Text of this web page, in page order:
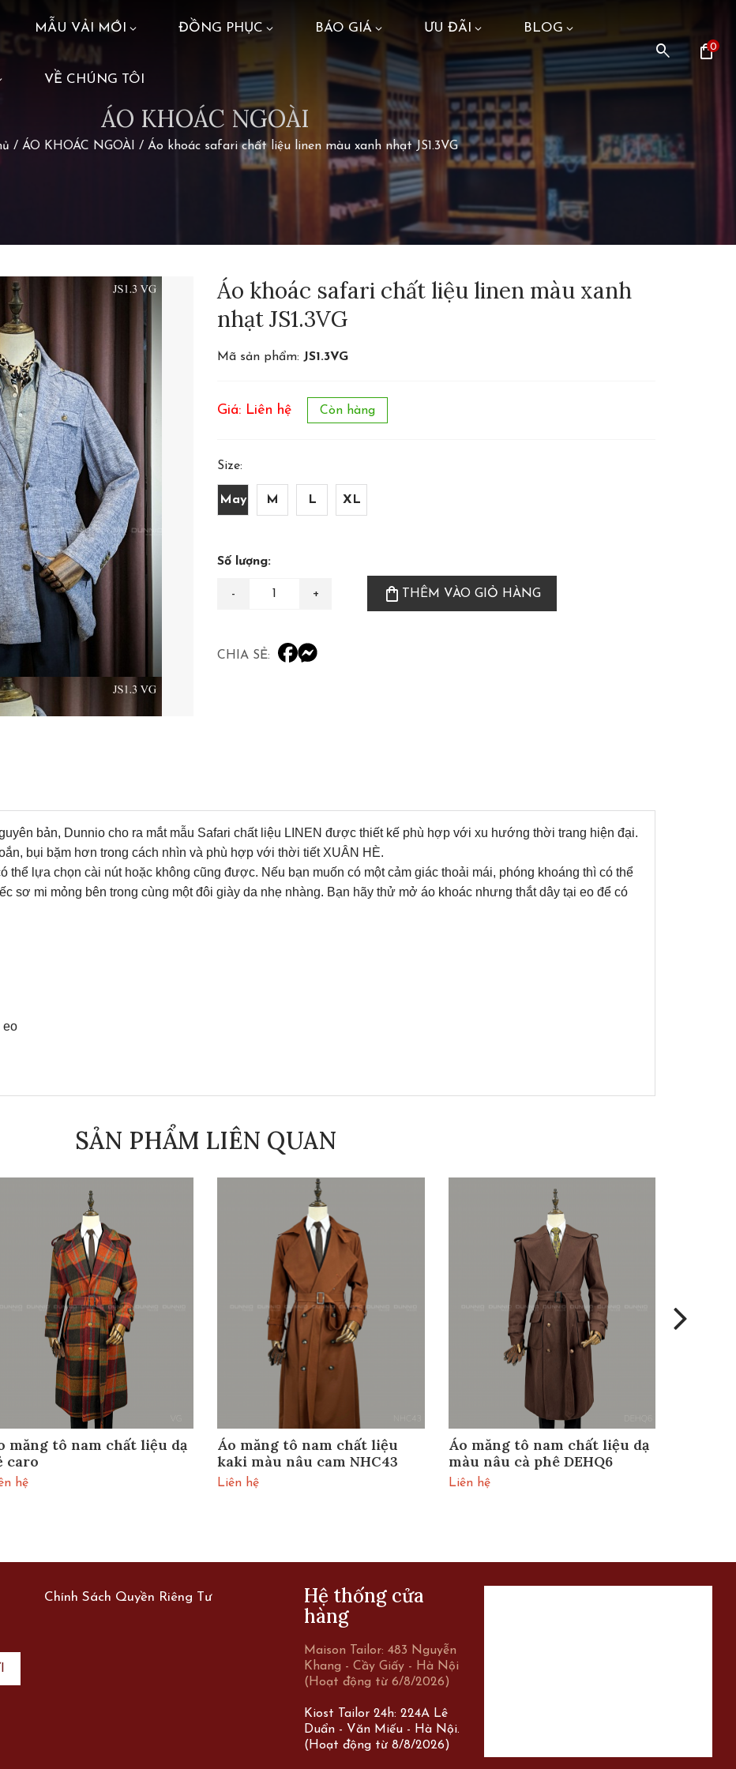
MẪU VẢI MỚI ĐỒNG PHỤC BÁO GIÁ ƯU ĐÃI BLOG
VỀ CHÚNG TÔI
search shopping_bag
0
ÁO KHOÁC NGOÀI
/ ÁO KHOÁC NGOÀI / Áo khoác safari chất liệu linen màu xanh nhạt JS1.3VG
Áo khoác safari chất liệu linen màu xanh
nhạt JS1.3VG
Mã sản phẩm: JS1.3VG
Giá: Liên hệ Còn hàng
Size:
May M L XL
Số lượng:
shopping_bag THÊM VÀO GIỎ HÀNG
CHIA SẺ:
bản, Dunnio cho ra mắt mẫu Safari chất liệu LINEN được thiết kế phù hợp với xu hướng thời trang hiện đại.
bụi bặm hơn trong cách nhìn và phù hợp với thời tiết XUÂN HÈ.
thể lựa chọn cài nút hoặc không cũng được. Nếu bạn muốn có một cảm giác thoải mái, phóng khoáng thì có thể
sơ mi mỏng bên trong cùng một đôi giày da nhẹ nhàng. Bạn hãy thử mở áo khoác nhưng thắt dây tại eo để có
eo
SẢN PHẨM LIÊN QUAN
măng tô nam chất liệu dạ
caro
hệ
Áo măng tô nam chất liệu
kaki màu nâu cam NHC43
Liên hệ
Áo măng tô nam chất liệu dạ
màu nâu cà phê DEHQ6
Liên hệ
Chính Sách Quyền Riêng Tư
Hệ thống cửa
hàng
Maison Tailor: 483 Nguyễn
Khang - Cầy Giấy - Hà Nội
(Hoạt động từ 6/8/2026)
Kiost Tailor 24h: 224A Lê
Duẩn - Văn Miếu - Hà Nội.
(Hoạt động từ 8/8/2026)